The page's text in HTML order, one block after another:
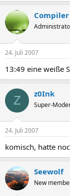
Compiler
24. Juli 2007
13:49 eine weiße
Z z0Ink
Super-
24. Juli 2007
komisch, hatte
Seewolf
New